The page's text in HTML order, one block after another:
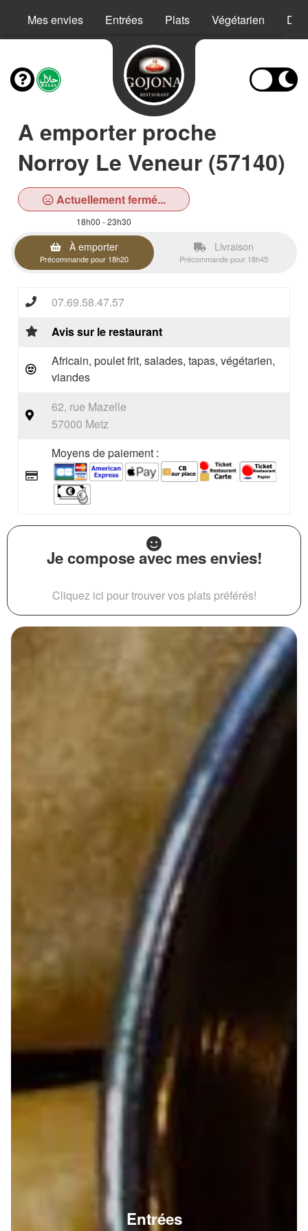
Mes envies Entrées Plats Végétarien
A emporter proche
Norroy Le Veneur (57140)
Actuellement fermé...
18h00 - 23h30
À emporter
Précommande pour 18h20
Livraison
Précommande pour 18h45
07.69.58.47.57
Avis sur le restaurant
Africain, poulet frit, salades, tapas, végétarien,
viandes
62, rue Mazelle
57000 Metz
Moyens de paiement :
Je compose avec mes envies!
Cliquez ici pour trouver vos plats préférés!
Entrées